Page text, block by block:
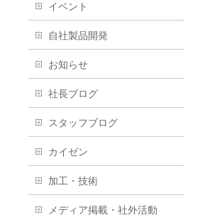
イベント
自社製品開発
お知らせ
社長ブログ
スタッフブログ
カイゼン
加工・技術
メディア掲載・社外活動